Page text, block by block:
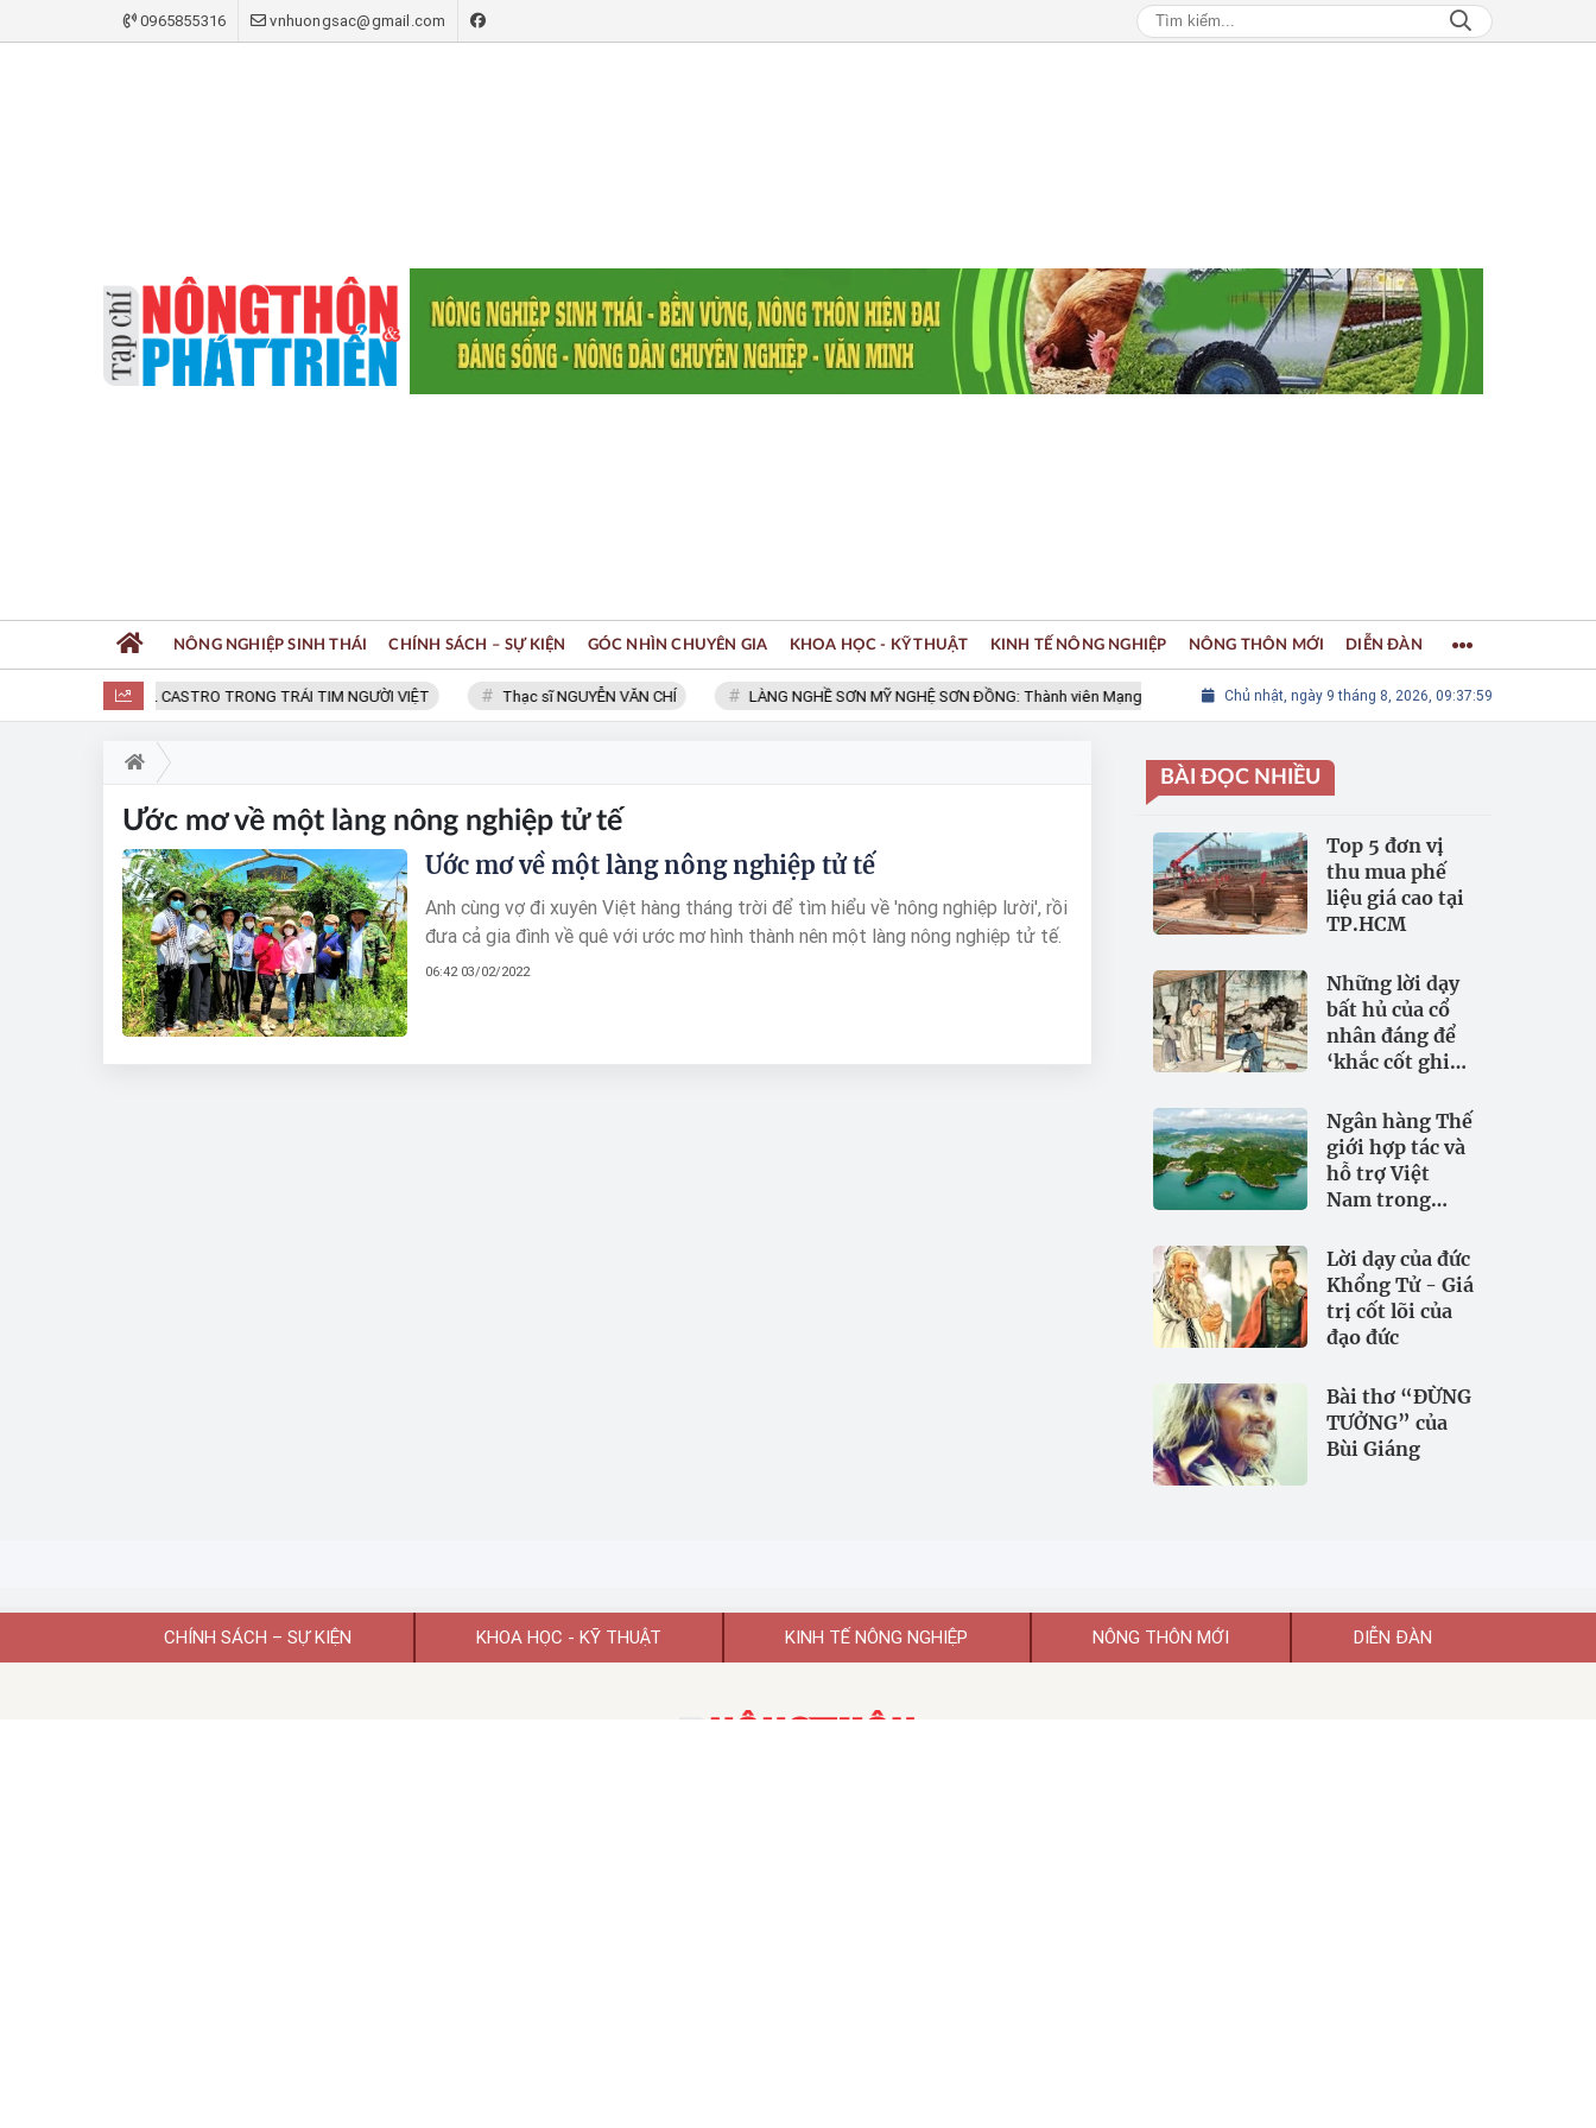
0965855316 vnhuongsac@gmail.com
FIDEL CASTRO TRONG TRÁI TIM NGƯỜI VIỆT Thạc sĩ NGUYỄN VĂN CHÍ LÀNG NGHỀ SƠN MỸ NGHỆ SƠN ĐỒNG: Thành viên Mạng lưới các Thành phố Thủ công sáng tạo Thế giới
Chủ nhật, ngày 9 tháng 8, 2026, 09:38:00
NÔNG NGHIỆP SINH THÁI CHÍNH SÁCH – SỰ KIỆN GÓC NHÌN CHUYÊN GIA KHOA HỌC - KỸ THUẬT KINH TẾ NÔNG NGHIỆP NÔNG THÔN MỚI DIỄN ĐÀN
Ước mơ về một làng nông nghiệp tử tế
Ước mơ về một làng nông nghiệp tử tế
Anh cùng vợ đi xuyên Việt hàng tháng trời để tìm hiểu về 'nông nghiệp lười', rồi
đưa cả gia đình về quê với ước mơ hình thành nên một làng nông nghiệp tử tế.
06:42 03/02/2022
BÀI ĐỌC NHIỀU
Top 5 đơn vị
thu mua phế
liệu giá cao tại
TP.HCM
Những lời dạy
bất hủ của cổ
nhân đáng để
‘khắc cốt ghi
Ngân hàng Thế
giới hợp tác và
hỗ trợ Việt
Nam trong
ninh nguồn
nước
Lời dạy của đức
Khổng Tử - Giá
trị cốt lõi của
đạo đức
Bài thơ “ĐỪNG
TƯỞNG” của
Bùi Giáng
CHÍNH SÁCH – SỰ KIỆN KHOA HỌC - KỸ THUẬT KINH TẾ NÔNG NGHIỆP NÔNG THÔN MỚI DIỄN ĐÀN